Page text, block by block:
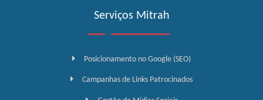
Serviços Mitrah
Posicionamento no Google (SEO)
Campanhas de Links Patrocinados